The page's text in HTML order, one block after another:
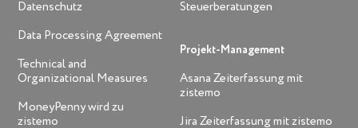
Datenschutz
Data Processing Agreement
Technical and
Organizational Measures
MoneyPenny wird zu
zistemo
Steuerberatungen
Projekt-Management
Asana Zeiterfassung mit
zistemo
Jira Zeiterfassung mit zistemo